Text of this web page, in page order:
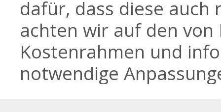
dafür, dass diese
achten wir auf den
Kostenrahmen und
notwendige